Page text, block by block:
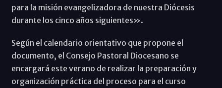
para la misión evangelizadora de nuestra Diócesis
durante los cinco años siguientes».
Según el calendario orientativo que propone el
documento, el Consejo Pastoral Diocesano se
encargará este verano de realizar la preparación y
organización práctica del proceso para el curso